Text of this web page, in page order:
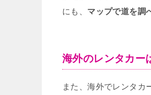
にも、 マップで道を調
海外のレンタカー
また、海外でレンタカ